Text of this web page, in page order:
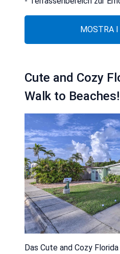
MOSTRA
Cute and Cozy
Walk to Beaches!
Das Cute and Cozy